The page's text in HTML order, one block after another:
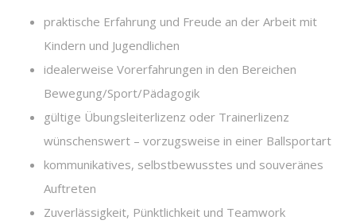
praktische Erfahrung und Freude an der Arbeit mit
Kindern und Jugendlichen
idealerweise Vorerfahrungen in den Bereichen
Bewegung/Sport/Pädagogik
gültige Übungsleiterlizenz oder Trainerlizenz
wünschenswert – vorzugsweise in einer Ballsportart
kommunikatives, selbstbewusstes und souveränes
Auftreten
Zuverlässigkeit, Pünktlichkeit und Teamwork